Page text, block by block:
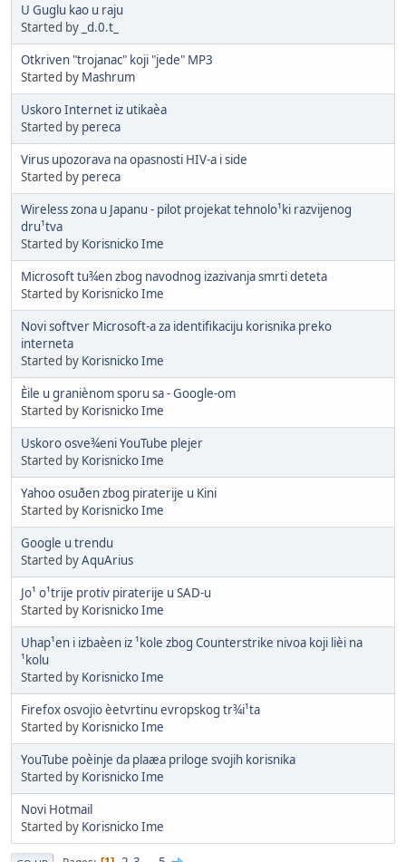
U Guglu kao u raju
Started by _d.0.t_
Otkriven "trojanac" koji "jede" MP3
Started by Mashrum
Uskoro Internet iz utikaèa
Started by pereca
Virus upozorava na opasnosti HIV-a i side
Started by pereca
Wireless zona u Japanu - pilot projekat tehnolo¹ki razvijenog
dru¹tva
Started by Korisnicko Ime
Microsoft tu¾en zbog navodnog izazivanja smrti deteta
Started by Korisnicko Ime
Novi softver Microsoft-a za identifikaciju korisnika preko
interneta
Started by Korisnicko Ime
Èile u graniènom sporu sa - Google-om
Started by Korisnicko Ime
Uskoro osve¾eni YouTube plejer
Started by Korisnicko Ime
Yahoo osuðen zbog piraterije u Kini
Started by Korisnicko Ime
Google u trendu
Started byAquArius
Jo¹ o¹trije protiv piraterije u SAD-u
Started by Korisnicko Ime
Uhap¹en i izbaèen iz ¹kole zbog Counterstrike nivoa koji lièi na
¹kolu
Started by Korisnicko Ime
Firefox osvojio èetvrtinu evropskog tr¾i¹ta
Started by Korisnicko Ime
YouTube poèinje da plaæa priloge svojih korisnika
Started by Korisnicko Ime
Novi Hotmail
Started by Korisnicko Ime